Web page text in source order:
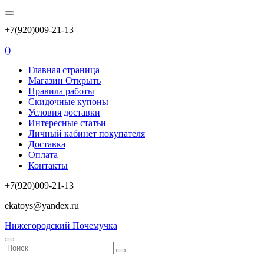
+7(920)009-21-13
()
Главная страница
Магазин Открыть
Правила работы
Скидочные купоны
Условия доставки
Интересные статьи
Личный кабинет покупателя
Доставка
Оплата
Контакты
+7(920)009-21-13
ekatoys@yandex.ru
Нижегородский Почемучка